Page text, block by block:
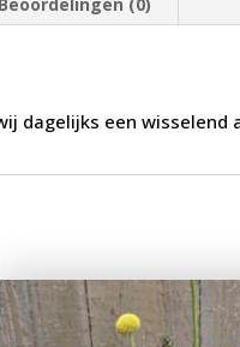
dagelijks een wisselend